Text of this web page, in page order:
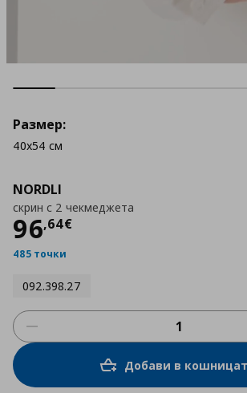
NORDLI
скрин с 2 чекмеджета
96,64€
Цена
485 точки
092.398.27
Размер:
40x54 см
Добави в